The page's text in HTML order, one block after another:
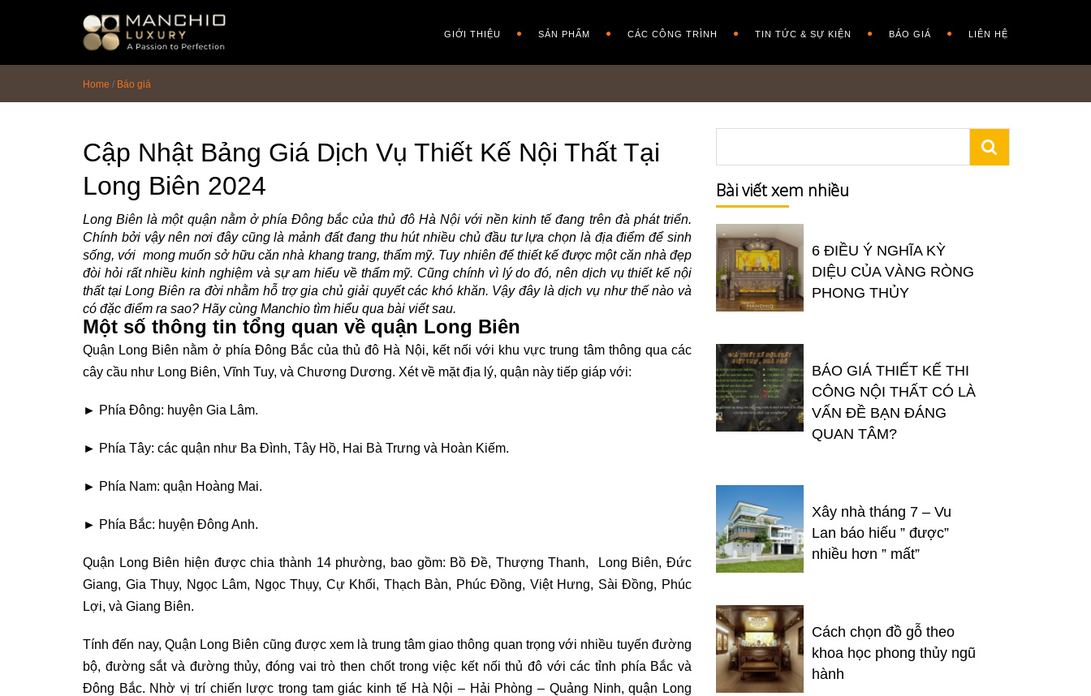
GIỚI THIỆU SẢN PHẨM CÁC CÔNG TRÌNH TIN TỨC & SỰ KIỆN BÁO GIÁ LIÊN HỆ
Home / Báo giá
Cập Nhật Bảng Giá Dịch Vụ Thiết Kế Nội Thất Tại
Long Biên 2024
Long Biên là một quận nằm ở phía Đông bắc của thủ đô Hà Nội với nền kinh tế đang trên đà phát triển.
Chính bởi vậy nên nơi đây cũng là mảnh đất đang thu hút nhiều chủ đầu tư lựa chọn là địa điểm để sinh
sống, với mong muốn sở hữu căn nhà khang trang, thẩm mỹ. Tuy nhiên để thiết kế được một căn nhà đẹp
đòi hỏi rất nhiều kinh nghiệm và sự am hiểu về thẩm mỹ. Cũng chính vì lý do đó, nên dịch vụ thiết kế nội
thất tại Long Biên ra đời nhằm hỗ trợ gia chủ giải quyết các khó khăn. Vậy đây là dịch vụ như thế nào và
có đặc điểm ra sao? Hãy cùng Manchio tìm hiểu qua bài viết sau.
Một số thông tin tổng quan về quận Long Biên
Quận Long Biên nằm ở phía Đông Bắc của thủ đô Hà Nội, kết nối với khu vực trung tâm thông qua các
cây cầu như Long Biên, Vĩnh Tuy, và Chương Dương. Xét về mặt địa lý, quận này tiếp giáp với:
► Phía Đông: huyện Gia Lâm.
► Phía Tây: các quận như Ba Đình, Tây Hồ, Hai Bà Trưng và Hoàn Kiếm.
► Phía Nam: quận Hoàng Mai.
► Phía Bắc: huyện Đông Anh.
Quận Long Biên hiện được chia thành 14 phường, bao gồm: Bồ Đề, Thượng Thanh, Long Biên, Đức
Giang, Gia Thụy, Ngọc Lâm, Ngọc Thụy, Cự Khối, Thạch Bàn, Phúc Đồng, Việt Hưng, Sài Đồng, Phúc
Lợi, và Giang Biên.
Tính đến nay, Quận Long Biên cũng được xem là trung tâm giao thông quan trọng với nhiều tuyến đường
bộ, đường sắt và đường thủy, đóng vai trò then chốt trong việc kết nối thủ đô với các tỉnh phía Bắc và
Đông Bắc. Nhờ vị trí chiến lược trong tam giác kinh tế Hà Nội – Hải Phòng – Quảng Ninh, quận Long
Bài viết xem nhiều
6 ĐIỀU Ý NGHĨA KỲ
DIỆU CỦA VÀNG RÒNG
PHONG THỦY
BÁO GIÁ THIẾT KẾ THI
CÔNG NỘI THẤT CÓ LÀ
VẤN ĐỀ BẠN ĐÁNG
QUAN TÂM?
Xây nhà tháng 7 – Vu
Lan báo hiếu ” được”
nhiều hơn ” mất”
Cách chọn đồ gỗ theo
khoa học phong thủy ngũ
hành